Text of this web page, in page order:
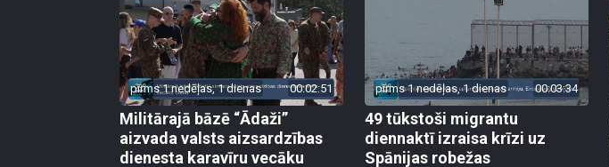
pirms 1 nedēļas, 1 dienas 00:02:51
Militārajā bāzē “Ādaži”
aizvada valsts aizsardzības
dienesta karavīru vecāku
pirms 1 nedēļas, 1 dienas 00:03:34
49 tūkstoši migrantu
diennaktī izraisa krīzi uz
Spānijas robežas